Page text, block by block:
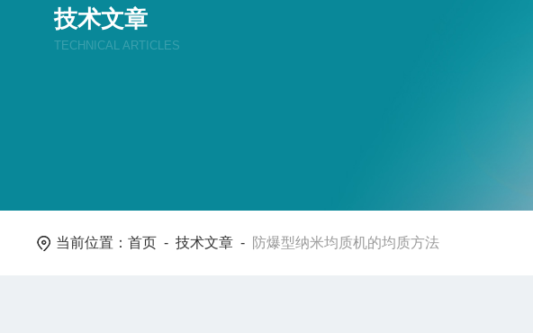
技术文章
TECHNICAL ARTICLES
当前位置：首页 -技术文章 - 防爆型纳米均质机的均质方法